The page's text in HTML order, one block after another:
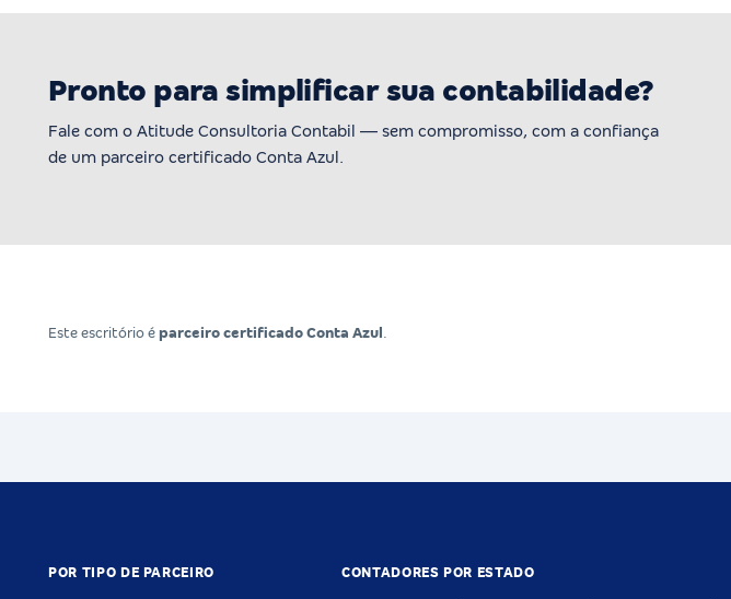
Pronto para simplificar sua contabilidade?
Fale com o Atitude Consultoria Contabil — sem compromisso, com a confiança
de um parceiro certificado Conta Azul.
Este escritório é parceiro certificado Conta Azul .
POR TIPO DE PARCEIRO CONTADORES POR ESTADO